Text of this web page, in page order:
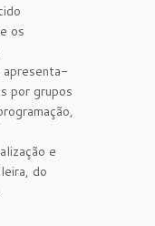
os
apresenta-
por grupos
e
do